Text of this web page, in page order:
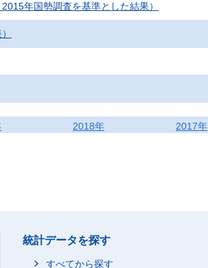
年国勢調査を基準とした結果）
2018年
2017年
統計データを探す
すべてから探す